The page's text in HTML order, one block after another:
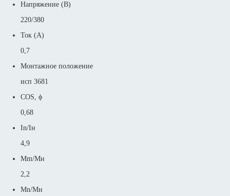
Напряжение (В)
220/380
Ток (А)
0,7
Монтажное положение
исп 3681
COS, ϕ
0,68
In/Iн
4,9
Mm/Mн
2,2
Mn/Mн